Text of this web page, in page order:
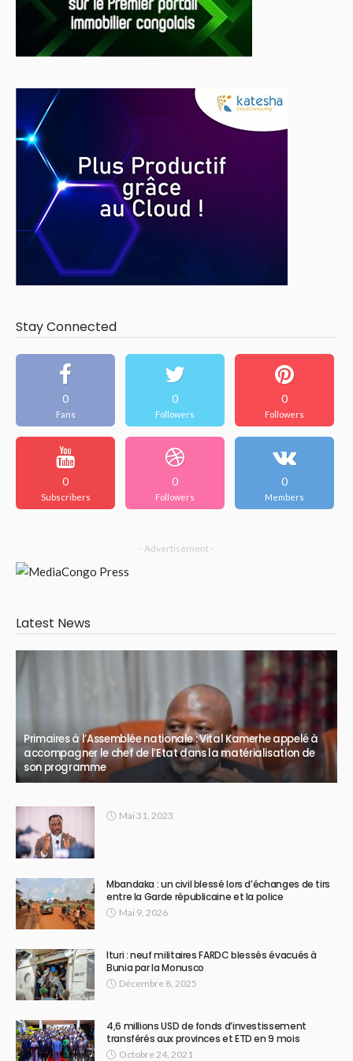
Stay Connected
0
Fans
0
Followers
0
Followers
0
Subscribers
0
Followers
0
Members
- Advertisement -
Latest News
Primaires à l’Assemblée nationale : Vital Kamerhe appelé à
accompagner le chef de l’Etat dans la matérialisation de
son programme
Mai 31, 2023
Mbandaka : un civil blessé lors d’échanges de tirs
entre la Garde républicaine et la police
Mai 9, 2026
Ituri : neuf militaires FARDC blessés évacués à
Bunia par la Monusco
Décembre 8, 2025
4,6 millions USD de fonds d’investissement
transférés aux provinces et ETD en 9 mois
Octobre 24, 2021